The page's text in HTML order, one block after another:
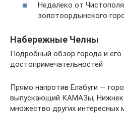
Недалеко от
золотоордынского
Набережные Челны
Подробный обзор города и его
достопримечательностей
Прямо напротив Елабуги —
выпускающий КАМАЗы,
множество других интересных